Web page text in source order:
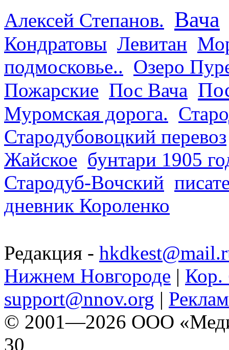
Алексей Степанов. Вача
Кондратовы Левитан
подмосковье.. Озеро
Пожарские Пос Вача
Муромская дорога.
Стародубовоцкий перевоз
Жайское бунтари 1905
Стародуб-Вочский
дневник Короленко
Редакция -
Нижнем Новгороде | Кор.
support@nnov.org |
© 2001—2026 ООО
30